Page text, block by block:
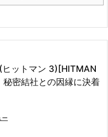
ヒットマン 3)[HITMAN
密結社との因縁に決着
ー